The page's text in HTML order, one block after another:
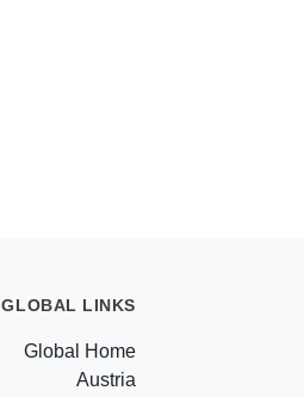
GLOBAL LINKS
Global Home
Austria